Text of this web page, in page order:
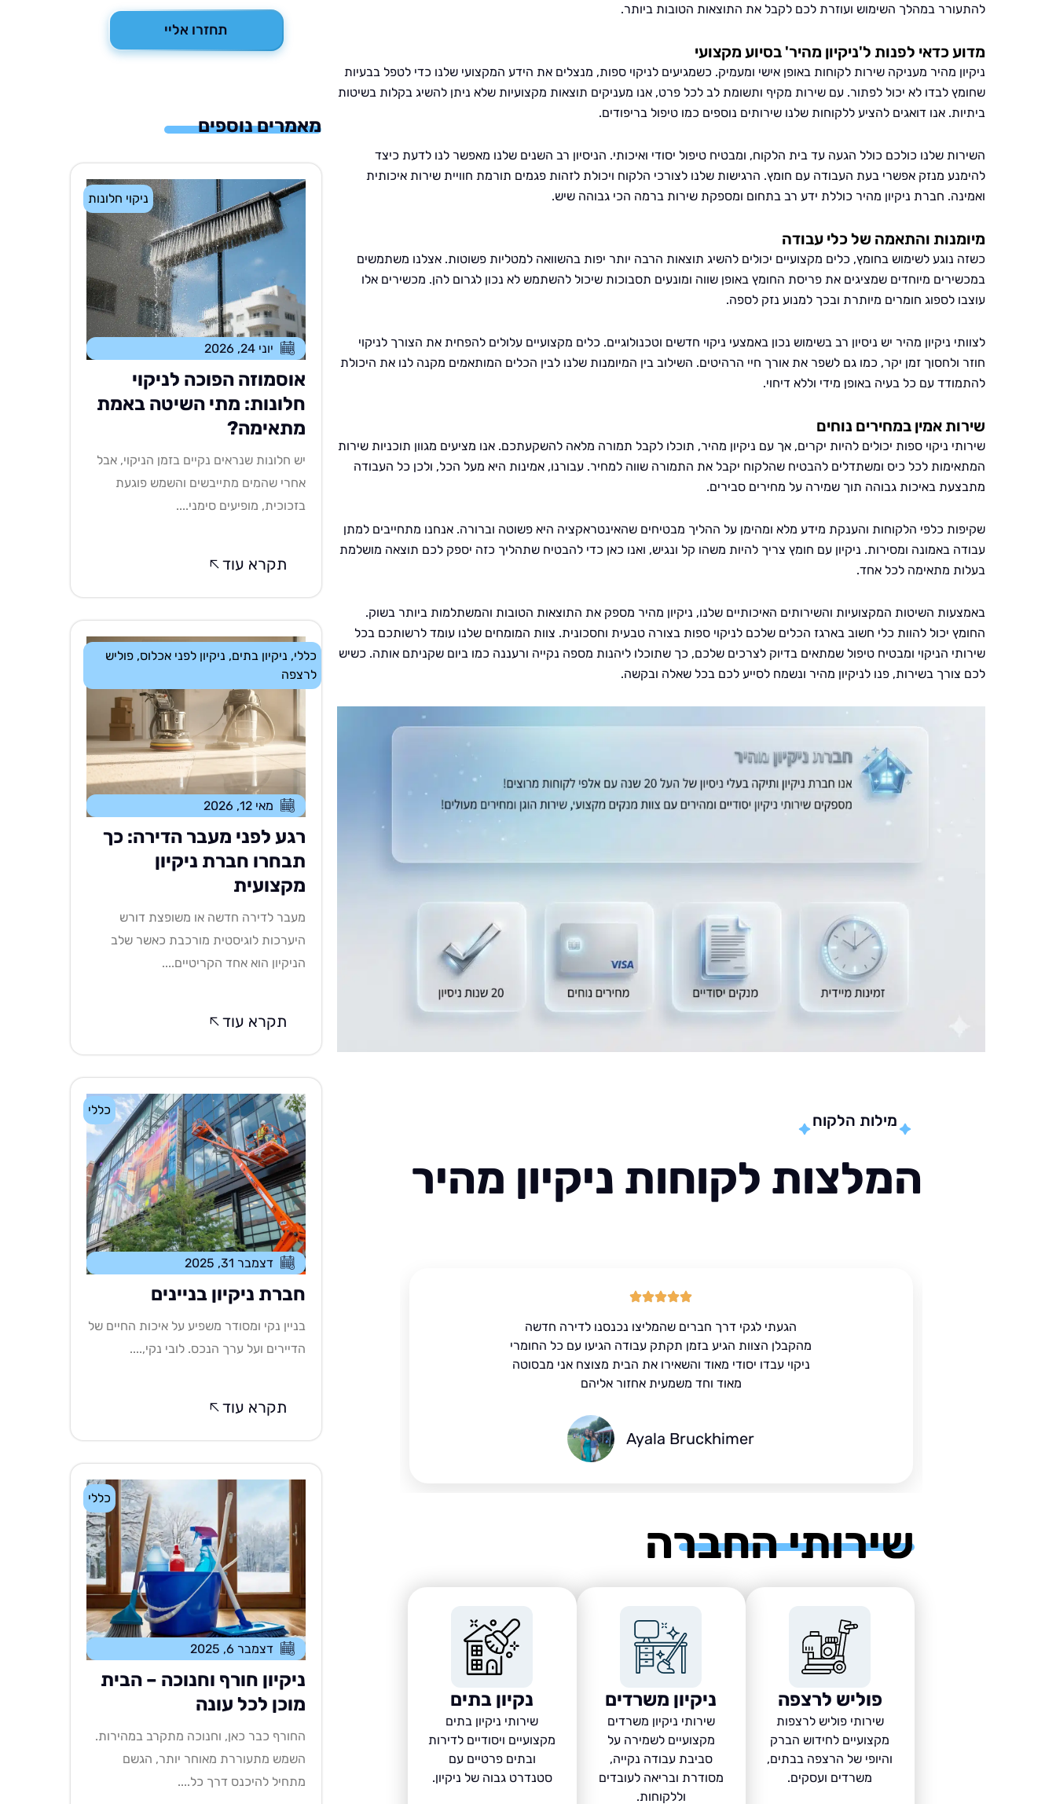
להתעורר במהלך השימוש ועוזרת לכם לקבל את התוצאות הטובות ביותר.
מדוע כדאי לפנות ל'ניקיון מהיר' בסיוע מקצועי
ניקיון מהיר מעניקה שירות לקוחות באופן אישי ומעמיק. כשמגיעים לניקוי ספות, מנצלים את הידע המקצועי שלנו כדי לטפל בבעיות
שחומץ לבדו לא יכול לפתור. עם שירות מקיף ותשומת לב לכל פרט, אנו מעניקים תוצאות מקצועיות שלא ניתן להשיג בקלות בשיטות
ביתיות. אנו דואגים להציע ללקוחות שלנו שירותים נוספים כמו טיפול בריפודים.
השירות שלנו כולכם כולל הגעה עד בית הלקוח, ומבטיח טיפול יסודי ואיכותי. הניסיון רב השנים שלנו מאפשר לנו לדעת כיצד
להימנע מנזק אפשרי בעת העבודה עם חומץ. הרגישות שלנו לצורכי הלקוח ויכולת לזהות פגמים תורמת חוויית שירות איכותית
ואמינה. חברת ניקיון מהיר כוללת ידע רב בתחום ומספקת שירות ברמה הכי גבוהה שיש.
מיומנות והתאמה של כלי עבודה
כשזה נוגע לשימוש בחומץ, כלים מקצועיים יכולים להשיג תוצאות הרבה יותר יפות בהשוואה למטליות פשוטות. אצלנו משתמשים
במכשירים מיוחדים שמציגים את פריסת החומץ באופן שווה ומונעים תסבוכות שיכול להשתמש לא נכון לגרום להן. מכשירים אלו
עוצבו לספוג חומרים מיותרת ובכך למנוע נזק לספה.
לצוותי ניקיון מהיר יש ניסיון רב בשימוש נכון באמצעי ניקוי חדשים וטכנולוגיים. כלים מקצועיים עלולים להפחית את הצורך לניקוי
חוזר ולחסוך זמן יקר, כמו גם לשפר את אורך חיי הרהיטים. השילוב בין המיומנות שלנו לבין הכלים המותאמים מקנה לנו את היכולת
להתמודד עם כל בעיה באופן מידי וללא דיחוי.
שירות אמין במחירים נוחים
שירותי ניקוי ספות יכולים להיות יקרים, אך עם ניקיון מהיר, תוכלו לקבל תמורה מלאה להשקעתכם. אנו מציעים מגוון תוכניות שירות
המתאימות לכל כיס ומשתדלים להבטיח שהלקוח יקבל את התמורה שווה למחיר. עבורנו, אמינות היא מעל הכל, ולכן כל העבודה
מתבצעת באיכות גבוהה תוך שמירה על מחירים סבירים.
שקיפות כלפי הלקוחות והענקת מידע מלא ומהימן על ההליך מבטיחים שהאינטראקציה היא פשוטה וברורה. אנחנו מתחייבים למתן
עבודה באמונה ומסירות. ניקיון עם חומץ צריך להיות משהו קל ונגיש, ואנו כאן כדי להבטיח שתהליך כזה יספק לכם תוצאה מושלמת
בעלות מתאימה לכל אחד.
באמצעות השיטות המקצועיות והשירותים האיכותיים שלנו, ניקיון מהיר מספק את התוצאות הטובות והמשתלמות ביותר בשוק.
החומץ יכול להוות כלי חשוב בארגז הכלים שלכם לניקוי ספות בצורה טבעית וחסכונית. צוות המומחים שלנו עומד לרשותכם בכל
שירותי הניקוי ומבטיח טיפול שמתאים בדיוק לצרכים שלכם, כך שתוכלו ליהנות מספה נקייה ורעננה כמו ביום שקניתם אותה. כשיש
לכם צורך בשירות, פנו לניקיון מהיר ונשמח לסייע לכם בכל שאלה ובקשה.
מילות הלקוח
המלצות לקוחות ניקיון מהיר
הגעתי לגקי דרך חברים שהמליצו נכנסנו לדירה חדשה
מהקבלן הצוות הגיע בזמן תקתק עבודה הגיעו עם כל החומרי
ניקוי עבדו יסודי מאוד והשאירו את הבית מצוצח אני מבסוטה
מאוד וחד משמעית אחזור אליהם
Ayala Bruckhimer
שירותי החברה
פוליש לרצפה
שירותי פוליש לרצפות
מקצועיים לחידוש הברק
והיופי של הרצפה בבתים,
משרדים ועסקים.
ניקיון משרדים
שירותי ניקיון משרדים
מקצועיים לשמירה על
סביבת עבודה נקייה,
מסודרת ובריאה לעובדים
וללקוחות.
נקיון בתים
שירותי ניקיון בתים
מקצועיים ויסודיים לדירות
ובתים פרטיים עם
סטנדרט גבוה של ניקיון.
תחזרו אליי
מאמרים נוספים
ניקוי חלונות
יוני 24, 2026
אוסמוזה הפוכה לניקוי
חלונות: מתי השיטה באמת
מתאימה?
יש חלונות שנראים נקיים בזמן הניקוי, אבל
אחרי שהמים מתייבשים והשמש פוגעת
בזכוכית, מופיעים סימני....
תקרא עוד
כללי, ניקיון בתים, ניקיון לפני אכלוס,פוליש
לרצפה
מאי 12, 2026
רגע לפני מעבר הדירה: כך
תבחרו חברת ניקיון
מקצועית
מעבר לדירה חדשה או משופצת דורש
היערכות לוגיסטית מורכבת כאשר שלב
הניקיון הוא אחד הקריטיים....
תקרא עוד
כללי
דצמבר 31, 2025
חברת ניקיון בניינים
בניין נקי ומסודר משפיע על איכות החיים של
הדיירים ועל ערך הנכס. לובי נקי,....
תקרא עוד
כללי
דצמבר 6, 2025
ניקיון חורף וחנוכה – הבית
מוכן לכל עונה
החורף כבר כאן, וחנוכה מתקרב במהירות.
השמש מתעוררת מאוחר יותר, הגשם
מתחיל להיכנס דרך כל....